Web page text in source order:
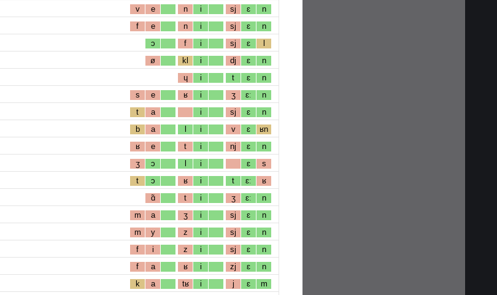
v e n i sj ɛ n
f e n i sj ɛ n
ɔ f i sj ɛ l
ø kl i dj ɛ n
ɥ i t ɛ n
s e ʁ i ʒ ɛː n
t a i sj ɛ n
b a l i v ɛ ʁn
ʁ e t i nj ɛ n
ʒ ɔ l i ɛ s
t ɔ ʁ i t ɛː ʁ
ɑ̃ t i ʒ ɛː n
m a ʒ i sj ɛ n
m y z i sj ɛ n
f i z i sj ɛ n
f a ʁ i zj ɛ n
k a tʁ i j ɛ m